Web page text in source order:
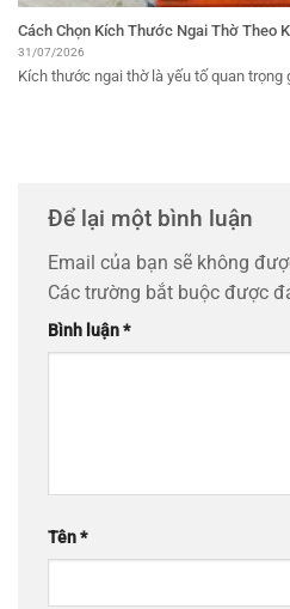
Cách Chọn Kích Thước Ngai Thờ Theo
31/07/2026
Kích thước ngai thờ là yếu tố quan trọng
Để lại một bình luận
Email của bạn sẽ không
Các trường bắt buộc được
Bình luận*
Tên*